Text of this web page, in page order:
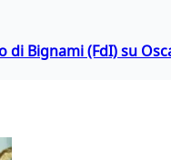
Bignami (FdI) su